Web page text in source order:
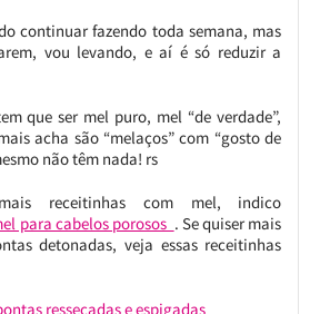
continuar fazendo toda semana, mas
vou levando, e aí é só reduzir a
que ser mel puro, mel “de verdade”,
acha são “melaços” com “gosto de
não têm nada! rs
receitinhas com mel, indico
para cabelos porosos . Se quiser mais
detonadas, veja essas receitinhas
ressecadas e espigadas